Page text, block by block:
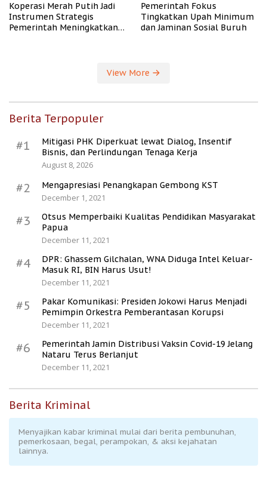
Koperasi Merah Putih Jadi
Instrumen Strategis
Pemerintah Meningkatkan
Pemerintah Fokus
Tingkatkan Upah Minimum
dan Jaminan Sosial Buruh
View More
Berita Terpopuler
#1
Mitigasi PHK Diperkuat lewat Dialog, Insentif
Bisnis, dan Perlindungan Tenaga Kerja
August 8, 2026
#2
Mengapresiasi Penangkapan Gembong KST
December 1, 2021
#3
Otsus Memperbaiki Kualitas Pendidikan Masyarakat
Papua
December 11, 2021
#4
DPR: Ghassem Gilchalan, WNA Diduga Intel Keluar-
Masuk RI, BIN Harus Usut!
December 11, 2021
#5
Pakar Komunikasi: Presiden Jokowi Harus Menjadi
Pemimpin Orkestra Pemberantasan Korupsi
December 11, 2021
#6
Pemerintah Jamin Distribusi Vaksin Covid-19 Jelang
Nataru Terus Berlanjut
December 11, 2021
Berita Kriminal
Menyajikan kabar kriminal mulai dari berita pembunuhan,
pemerkosaan, begal, perampokan, & aksi kejahatan
lainnya.